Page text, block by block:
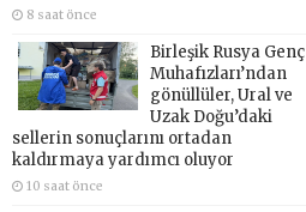
8 saat önce
Birleşik Rusya Genç
Muhafızları’ndan
gönüllüler, Ural ve
Uzak Doğu’daki
sellerin sonuçlarını ortadan
kaldırmaya yardımcı oluyor
10 saat önce